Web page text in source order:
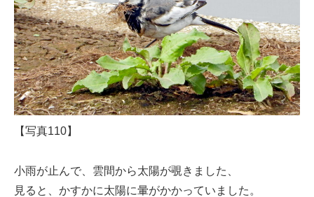
【写真110】
小雨が止んで、雲間から太陽が覗きました、
見ると、かすかに太陽に暈がかかっていました。